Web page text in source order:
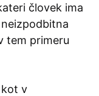
človek ima
tem primeru
kot v